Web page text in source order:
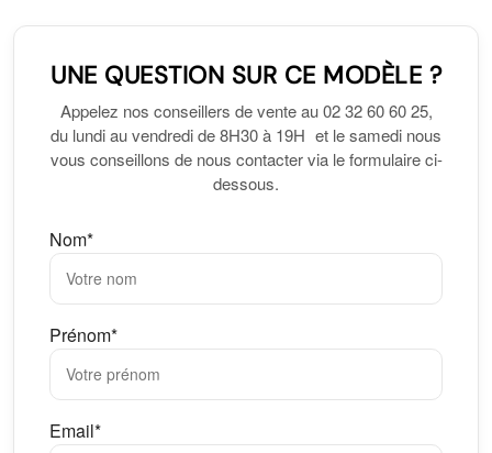
UNE QUESTION SUR CE MODÈLE ?
Appelez nos conseillers de vente au 02 32 60 60 25,
du lundi au vendredi de 8H30 à 19H et le samedi nous
vous conseillons de nous contacter via le formulaire ci-
dessous.
Nom*
Prénom*
Email*